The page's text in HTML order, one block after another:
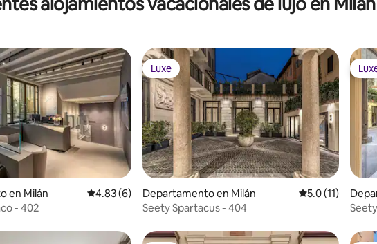
5; 85 evaluaciones
en Milán Calificación promedio: 4.83 de 5; 6 evaluaciones
4.83 (6)
- 402
Luxe
Luxe
Departamento en Milán Calificación
5.0 (11)
Seety Spartacus - 404